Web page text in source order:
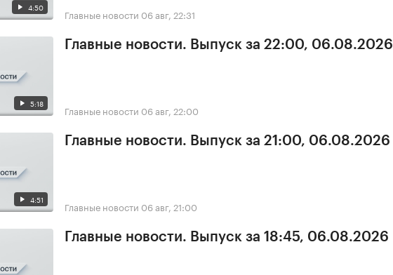
4:50 Главные новости 06 авг, 22:31
5:18
Главные новости. Выпуск за 22:00, 06.08.2026
Главные новости 06 авг, 22:00
4:51
Главные новости. Выпуск за 21:00, 06.08.2026
Главные новости 06 авг, 21:00
Главные новости. Выпуск за 18:45, 06.08.2026